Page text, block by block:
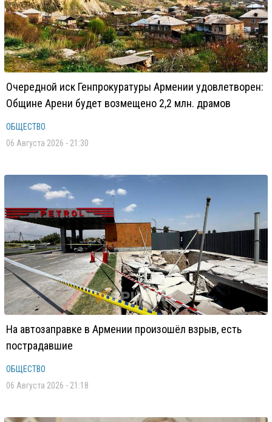
Очередной иск Генпрокуратуры Армении удовлетворен:
Общине Арени будет возмещено 2,2 млн. драмов
ОБЩЕСТВО
06 Августа 2026 - 21:30
На автозаправке в Армении произошёл взрыв, есть
пострадавшие
ОБЩЕСТВО
06 Августа 2026 - 21:18